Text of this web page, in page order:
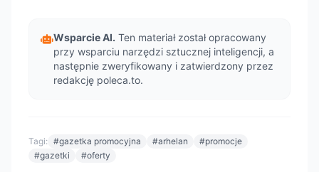
Wsparcie AI. Ten materiał został opracowany
przy wsparciu narzędzi sztucznej inteligencji, a
następnie zweryfikowany i zatwierdzony przez
redakcję poleca.to.
Tagi: #gazetka promocyjna #arhelan
#promocje
#gazetki
#oferty